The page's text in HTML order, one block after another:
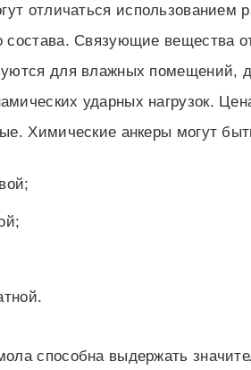
отличаться
состава. Связующие вещества
для влажных помещений,
ударных нагрузок.
Химические анкеры могут
способна выдержать